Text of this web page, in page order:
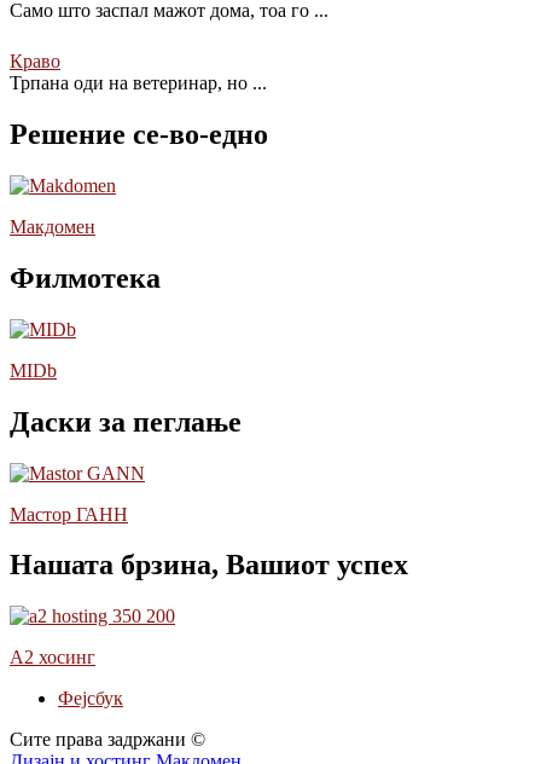
Само што заспал мажот дома, тоа го ...
Краво
Трпана оди на ветеринар, но ...
Решение се-во-едно
Макдомен
Филмотека
MIDb
Даски за пеглање
Мастор ГАНН
Нашата брзина, Вашиот успех
А2 хосинг
Фејсбук
Сите права задржани ©